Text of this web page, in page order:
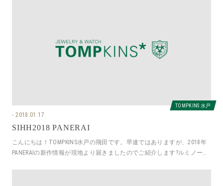
TOMPKINS 水戸
2018.01.17
SIHH2018 PANERAI
こんにちは！TOMPKINS水戸の飛田です。早速ではありますが、2018年
PANERAIの新作情報が現地より届きましたのでご紹介します?ルミノール